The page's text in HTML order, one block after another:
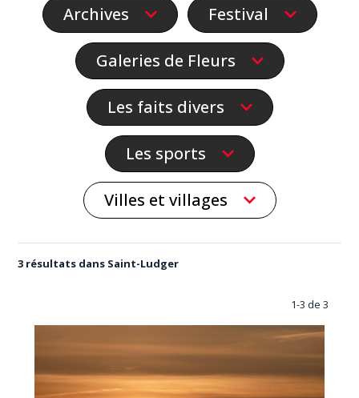
Archives Festival
Galeries de Fleurs
Les faits divers
Les sports
Villes et villages
3 résultats dans Saint-Ludger
1-3 de 3